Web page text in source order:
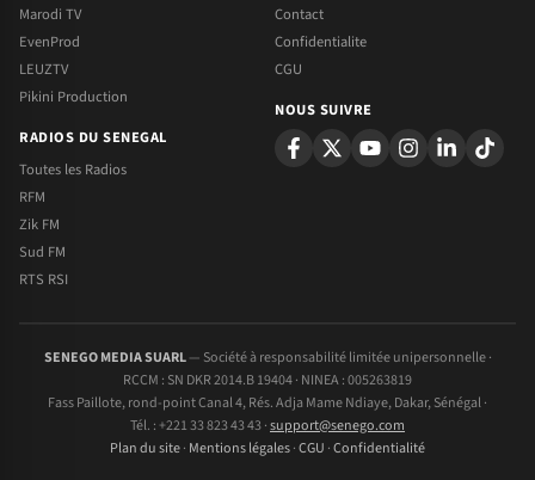
Marodi TV
EvenProd
LEUZTV
Pikini Production
RADIOS DU SENEGAL
Toutes les Radios
RFM
Zik FM
Sud FM
RTS RSI
Contact
Confidentialite
CGU
NOUS SUIVRE
SENEGO MEDIA SUARL— Société à responsabilité limitée unipersonnelle ·
RCCM : SN DKR 2014.B 19404 · NINEA : 005263819
Fass Paillote, rond-point Canal 4, Rés. Adja Mame Ndiaye, Dakar, Sénégal ·
Tél. : +221 33 823 43 43 ·support@senego.com
Plan du site· Mentions légales·CGU ·Confidentialité